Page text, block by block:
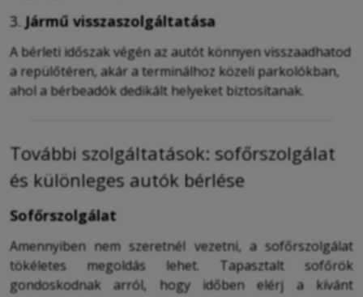
3. Jármű visszaszolgáltatása
A bérleti időszak végén az autót könnyen visszaadhatod
a repülőtéren, akár a terminálhoz közeli parkolókban,
ahol a bérbeadók dedikált helyeket biztosítanak.
További szolgáltatások: sofőrszolgálat
és különleges autók bérlése
Sofőrszolgálat
Amennyiben nem szeretnél vezetni, a sofőrszolgálat
tökéletes megoldás lehet. Tapasztalt sofőrök
gondoskodnak arról, hogy időben elérj a kívánt